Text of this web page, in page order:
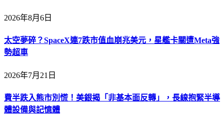
2026年8月6日
太空夢碎？SpaceX連7跌市值血崩兆美元，星艦卡關遭Meta強
勢超車
2026年7月21日
費半跌入熊市別慌！美銀揭「非基本面反轉」，長線抱緊半導
體設備與記憶體